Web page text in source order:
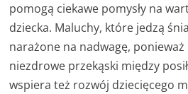
pomogą ciekawe pomysły na
dziecka. Maluchy, które jedzą
narażone na nadwagę,
niezdrowe przekąski między
wspiera też rozwój dziecięcego